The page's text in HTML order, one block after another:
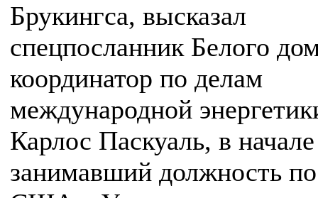
Брукингса, высказал
спецпосланник Белого
координатор по делам
международной
Карлос Паскуаль, в
занимавший должность